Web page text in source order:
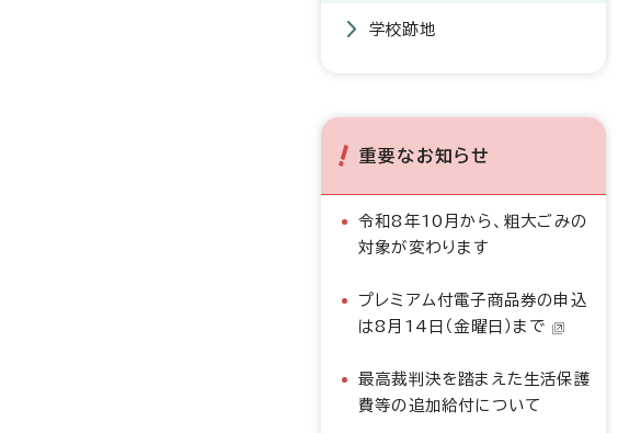
学校跡地
重要なお知らせ
令和8年10月から、粗大ごみの
対象が変わります
プレミアム付電子商品券の申込
は8月14日（金曜日）まで
最高裁判決を踏まえた生活保護
費等の追加給付について